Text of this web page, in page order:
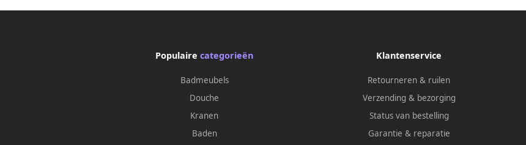
Populaire categorieën
Badmeubels
Douche
Kranen
Baden
Klantenservice
Retourneren & ruilen
Verzending & bezorging
Status van bestelling
Garantie & reparatie